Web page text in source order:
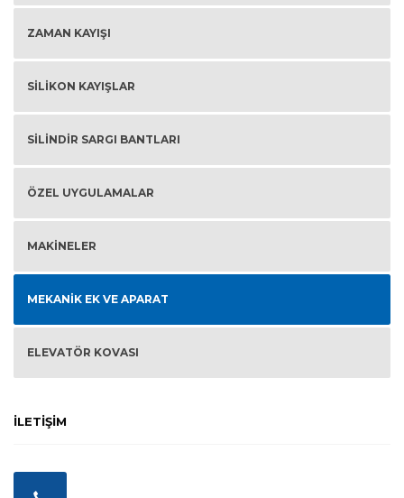
ZAMAN KAYIŞI
SILIKON KAYIŞLAR
SILINDIR SARGI BANTLARI
ÖZEL UYGULAMALAR
MAKINELER
MEKANIK EK VE APARAT
ELEVATÖR KOVASI
İLETİŞİM